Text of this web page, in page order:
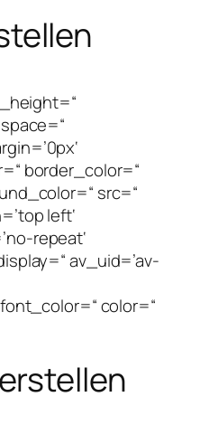
border_color=“
src=“
left‘
repeat‘
av_uid=’av-
color=“